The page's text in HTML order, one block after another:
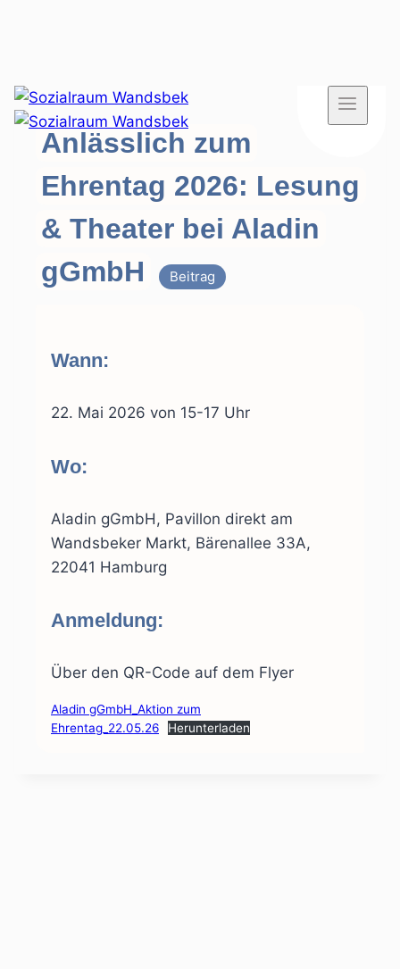
Zum
Inhalt
springenAnlässlich zum
Ehrentag 2026: Lesung
& Theater bei Aladin
gGmbH
Beitrag
Wann:
22. Mai 2026 von 15-17 Uhr
Wo:
Aladin gGmbH, Pavillon direkt am
Wandsbeker Markt, Bärenallee 33A,
22041 Hamburg
Anmeldung:
Über den QR-Code auf dem Flyer
Aladin gGmbH_Aktion zum
Ehrentag_22.05.26
Herunterladen